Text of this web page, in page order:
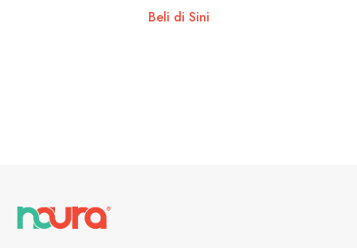
Beli di Sini